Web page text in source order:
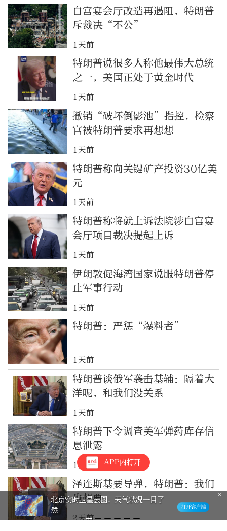
白宫宴会厅改造再遇阻，特朗普
斥裁决“不公”
1天前
特朗普说很多人称他最伟大总统
之一，美国正处于黄金时代
1天前
撤销“破坏倒影池”指控，检察
官被特朗普要求再想想
1天前
特朗普称向关键矿产投资30亿美
元
1天前
特朗普称将就上诉法院涉白宫宴
会厅项目裁决提起上诉
1天前
伊朗敦促海湾国家说服特朗普停
止军事行动
1天前
特朗普：严惩“爆料者”
1天前
特朗普谈俄军袭击基辅：隔着大
洋呢，和我们没关系
1天前
特朗普下令调查美军弹药库存信
息泄露
1天前
泽连斯基要导弹，特朗普：我们
也想要
2天前
APP内打开
北京实时卫星云图，天气状况一目了
然